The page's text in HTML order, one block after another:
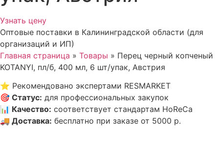
Узнать цену
Оптовые поставки в Калининградской области (для
организаций и ИП)
Главная страница » Товары » Перец черный копченый
KOTANYI, пл/б, 400 мл, 6 шт/упак, Австрия
⭐ Рекомендовано экспертами RESMARKET
🎯 Статус: для профессиональных закупок
📊 Качество: соответствует стандартам HoReCa
🚚 Доставка: бесплатно при заказе от 5000 р.